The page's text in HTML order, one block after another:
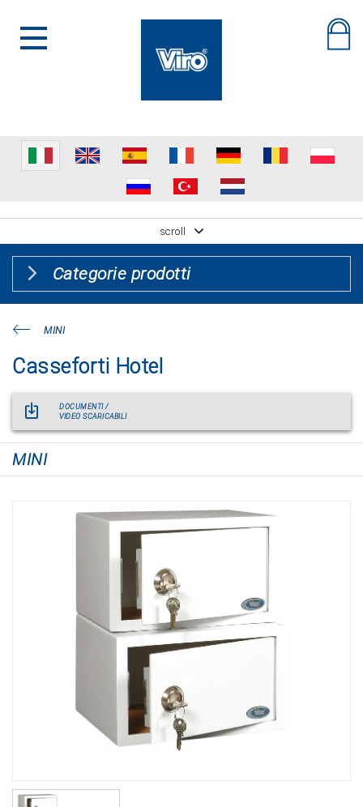
scroll
Categorie prodotti
MINI
Casseforti Hotel
DOCUMENTI /
VIDEO SCARICABILI
MINI